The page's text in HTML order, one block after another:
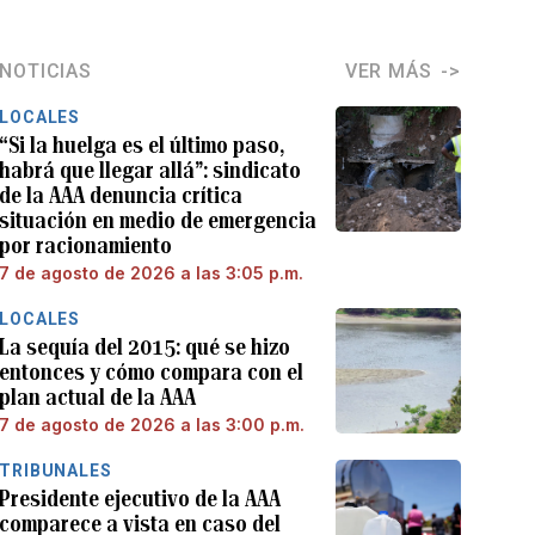
NOTICIAS VER MÁS
LOCALES
“Si la huelga es el último paso,
habrá que llegar allá”: sindicato
de la AAA denuncia crítica
situación en medio de emergencia
por racionamiento
7 de agosto de 2026 a las 3:05 p.m.
LOCALES
La sequía del 2015: qué se hizo
entonces y cómo compara con el
plan actual de la AAA
7 de agosto de 2026 a las 3:00 p.m.
TRIBUNALES
Presidente ejecutivo de la AAA
comparece a vista en caso del